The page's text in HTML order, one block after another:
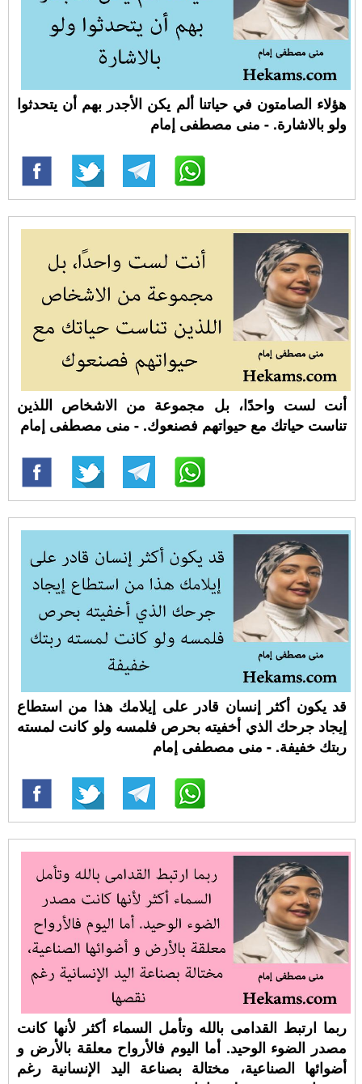
هؤلاء الصامتون في حياتنا ألم يكن الأجدر بهم أن يتحدثوا
ولو بالاشارة. - منى مصطفى إمام
أنت لست واحدًا، بل مجموعة من الاشخاص اللذين
تناست حياتك مع حيواتهم فصنعوك. - منى مصطفى إمام
قد يكون أكثر إنسان قادر على إيلامك هذا من استطاع
إيجاد جرحك الذي أخفيته بحرص فلمسه ولو كانت لمسته
ربتك خفيفة. - منى مصطفى إمام
ربما ارتبط القدامى بالله وتأمل السماء أكثر لأنها كانت
مصدر الضوء الوحيد. أما اليوم فالأرواح معلقة بالأرض و
أضوائها الصناعية، مختالة بصناعة اليد الإنسانية رغم